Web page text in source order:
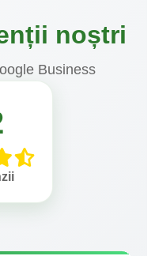
noștri
Business